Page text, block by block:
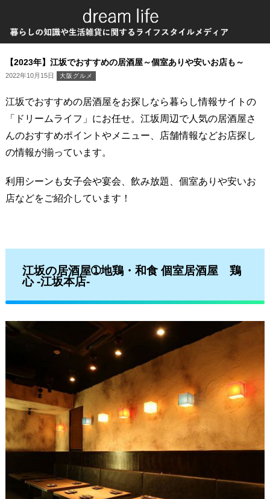
【2023年】江坂でおすすめの居酒屋～個室ありや安いお店も～
2022年10月15日 大阪グルメ
江坂でおすすめの居酒屋をお探しなら暮らし情報サイトの
「ドリームライフ」にお任せ。江坂周辺で人気の居酒屋さ
んのおすすめポイントやメニュー、店舗情報などお店探し
の情報が揃っています。
利用シーンも女子会や宴会、飲み放題、個室ありや安いお
店などをご紹介しています！
江坂の居酒屋➀地鶏・和食 個室居酒屋 鶏
心 -江坂本店-